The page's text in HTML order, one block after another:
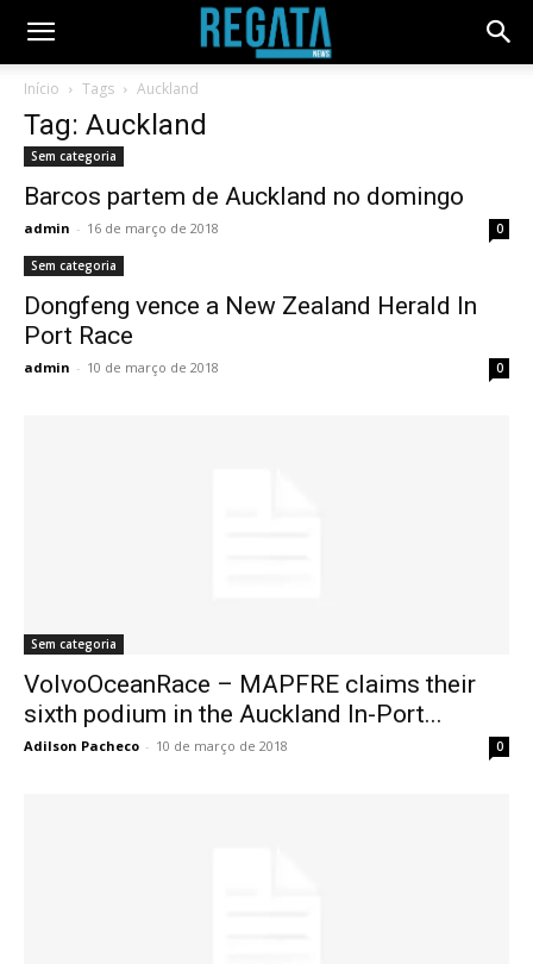
Início Tags Auckland
Tag: Auckland
Sem categoria
Barcos partem de Auckland no domingo
admin - 16 de março de 2018 0
Sem categoria
Dongfeng vence a New Zealand Herald In
Port Race
admin - 10 de março de 2018 0
Sem categoria
VolvoOceanRace – MAPFRE claims their
sixth podium in the Auckland In-Port...
Adilson Pacheco - 10 de março de 2018 0